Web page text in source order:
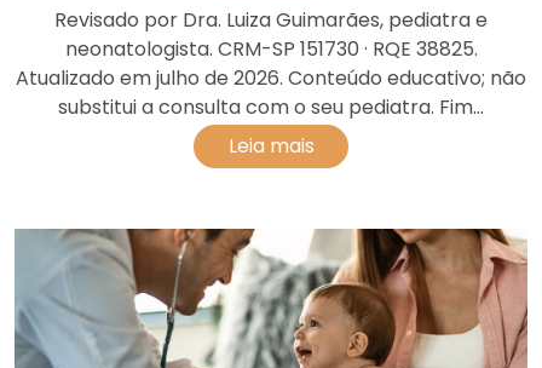
Revisado por Dra. Luiza Guimarães, pediatra e
neonatologista. CRM-SP 151730 · RQE 38825.
Atualizado em julho de 2026. Conteúdo educativo; não
substitui a consulta com o seu pediatra. Fim...
Leia mais